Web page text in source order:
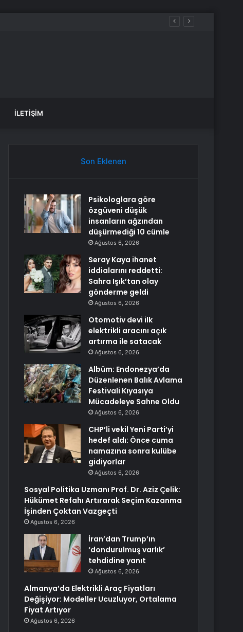
İLETIŞIM
Son Eklenen
Psikologlara göre
özgüveni düşük
insanların ağzından
düşürmediği 10 cümle
Ağustos 6, 2026
Seray Kaya ihanet
iddialarını reddetti:
Sahra Işık’tan olay
gönderme geldi
Ağustos 6, 2026
Otomotiv devi ilk
elektrikli aracını açık
artırma ile satacak
Ağustos 6, 2026
Albüm: Endonezya’da
Düzenlenen Balık Avlama
Festivali Kıyasıya
Mücadeleye Sahne Oldu
Ağustos 6, 2026
CHP’li vekil Yeni Parti’yi
hedef aldı: Önce cuma
namazına sonra kulübe
gidiyorlar
Ağustos 6, 2026
Sosyal Politika Uzmanı Prof. Dr. Aziz Çelik:
Hükümet Refahı Artırarak Seçim Kazanma
İşinden Çoktan Vazgeçti
Ağustos 6, 2026
İran’dan Trump’ın
‘dondurulmuş varlık’
tehdidine yanıt
Ağustos 6, 2026
Almanya’da Elektrikli Araç Fiyatları
Değişiyor: Modeller Ucuzluyor, Ortalama
Fiyat Artıyor
Ağustos 6, 2026